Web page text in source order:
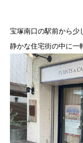
宝塚南口の駅前から少
静かな住宅街の中に一